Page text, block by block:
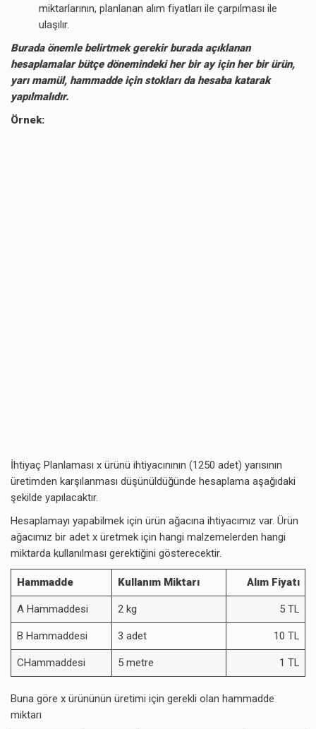
miktarlarının, planlanan alım fiyatları ile çarpılması ile
ulaşılır.
Burada önemle belirtmek gerekir burada açıklanan
hesaplamalar bütçe dönemindeki her bir ay için her bir ürün,
yarı mamül, hammadde için stokları da hesaba katarak
yapılmalıdır.
Örnek:
İhtiyaç Planlaması x ürünü ihtiyacınının (1250 adet) yarısının
üretimden karşılanması düşünüldüğünde hesaplama aşağıdaki
şekilde yapılacaktır.
Hesaplamayı yapabilmek için ürün ağacına ihtiyacımız var. Ürün
ağacımız bir adet x üretmek için hangi malzemelerden hangi
miktarda kullanılması gerektiğini gösterecektir.
Hammadde Kullanım Miktarı Alım Fiyatı
A Hammaddesi 2 kg 5 TL
B Hammaddesi 3 adet 10 TL
CHammaddesi 5 metre 1 TL
Buna göre x ürününün üretimi için gerekli olan hammadde
miktarı